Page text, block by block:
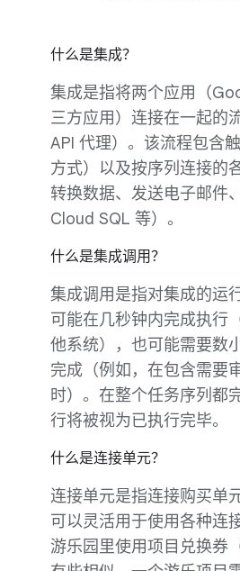
什么是集成？
集成是指将两个应用（
三方应用）连接在一起的
API 代理）。该流程包含
方式）以及按序列连接的
转换数据、发送电子邮件
Cloud SQL 等）。
什么是集成调用？
集成调用是指对集成的运
可能在几秒钟内完成执行
他系统），也可能需要数
完成（例如，在包含需要
时）。在整个任务序列都
行将被视为已执行完毕。
什么是连接单元？
连接单元是指连接购买单
可以灵活用于使用各种连
游乐园里使用项目兑换券